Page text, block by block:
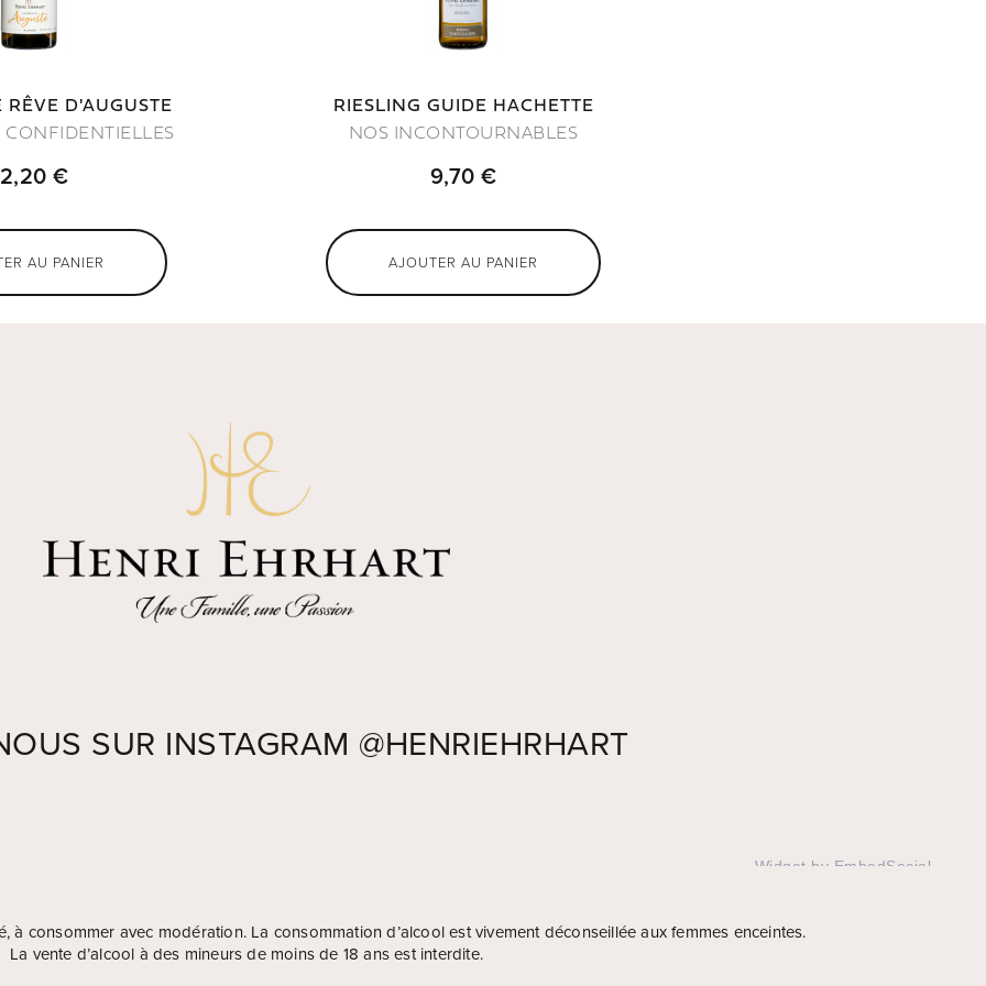
RÊVE D'AUGUSTE
CONFIDENTIELLES
€
AU PANIER
RIESLING GUIDE HACHETTE
NOS INCONTOURNABLES
9,70 €
AJOUTER AU PANIER
SUR INSTAGRAM @HENRIEHRHART
Widget by EmbedSocial
à consommer avec modération. La consommation d’alcool est vivement déconseillée aux femmes enceintes.
La vente d’alcool à des mineurs de moins de 18 ans est interdite.